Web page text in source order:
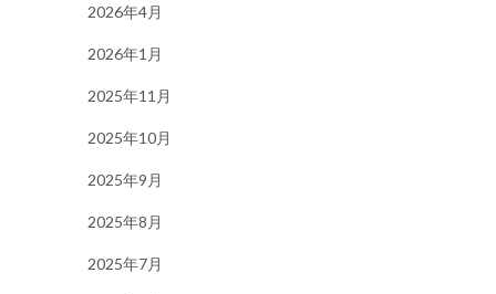
2026年4月
2026年1月
2025年11月
2025年10月
2025年9月
2025年8月
2025年7月